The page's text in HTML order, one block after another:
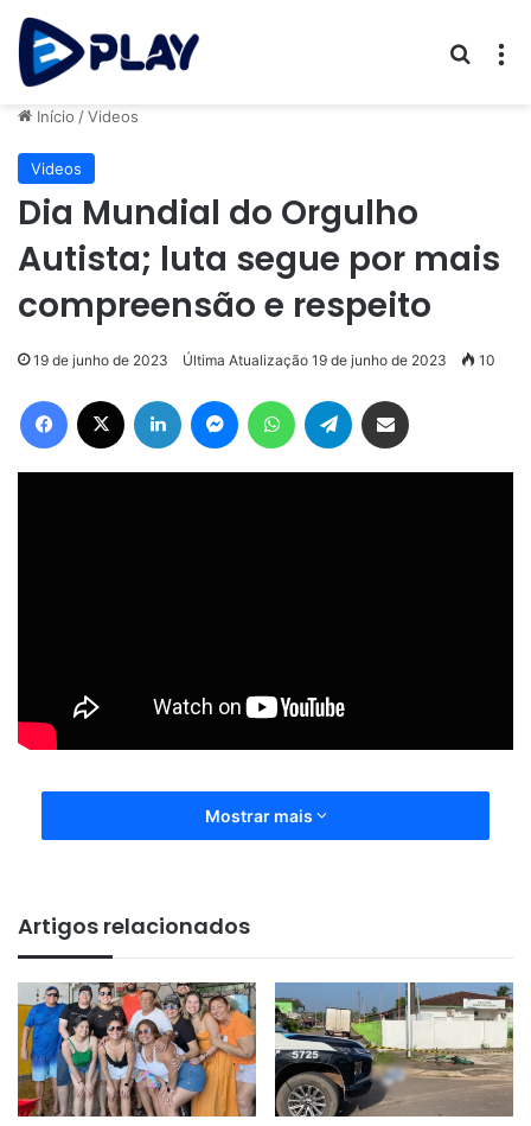
Início /Videos
Videos
Dia Mundial do Orgulho
Autista; luta segue por mais
compreensão e respeito
19 de junho de 2023 Última Atualização 19 de junho de 2023 10
Mostrar mais
Artigos relacionados